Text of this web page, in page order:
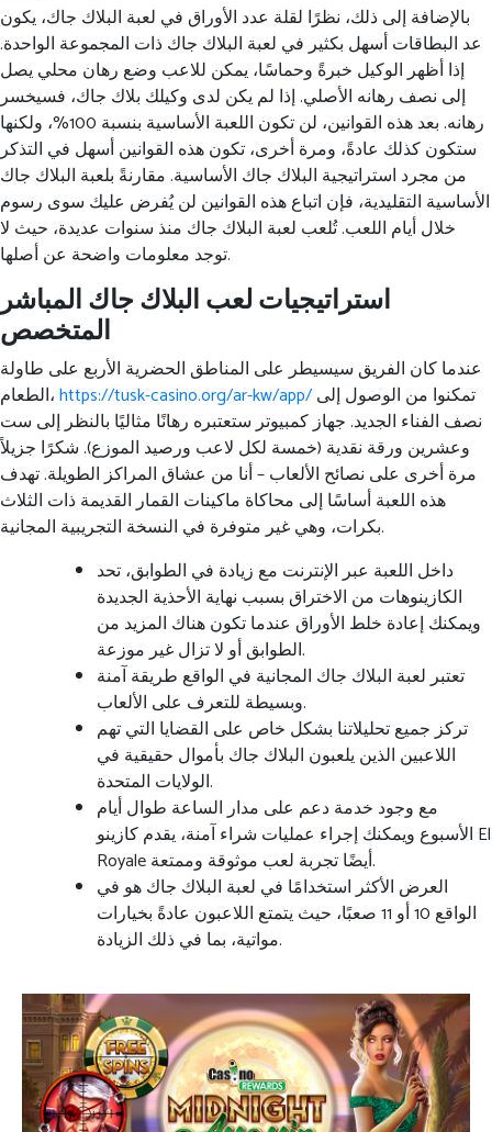
بالإضافة إلى ذلك، نظرًا لقلة عدد الأوراق في لعبة البلاك جاك، يكون
عد البطاقات أسهل بكثير في لعبة البلاك جاك ذات المجموعة الواحدة.
إذا أظهر الوكيل خبرةً وحماسًا، يمكن للاعب وضع رهان محلي يصل
إلى نصف رهانه الأصلي. إذا لم يكن لدى وكيلك بلاك جاك، فسيخسر
رهانه. بعد هذه القوانين، لن تكون اللعبة الأساسية بنسبة 100%، ولكنها
ستكون كذلك عادةً، ومرة ​​أخرى، تكون هذه القوانين أسهل في التذكر
من مجرد استراتيجية البلاك جاك الأساسية. مقارنةً بلعبة البلاك جاك
الأساسية التقليدية، فإن اتباع هذه القوانين لن يُفرض عليك سوى رسوم
خلال أيام اللعب. تُلعب لعبة البلاك جاك منذ سنوات عديدة، حيث لا
توجد معلومات واضحة عن أصلها.
استراتيجيات لعب البلاك جاك المباشر
المتخصص
عندما كان الفريق سيسيطر على المناطق الحضرية الأربع على طاولة
الطعام،https://tusk-casino.org/ar-kw/app/
نصف الفناء الجديد. جهاز كمبيوتر ستعتبره رهانًا مثاليًا بالنظر إلى ست
وعشرين ورقة نقدية (خمسة لكل لاعب ورصيد الموزع). شكرًا جزيلاً
مرة أخرى على نصائح الألعاب – أنا من عشاق المراكز الطويلة. تهدف
هذه اللعبة أساسًا إلى محاكاة ماكينات القمار القديمة ذات الثلاث
بكرات، وهي غير متوفرة في النسخة التجريبية المجانية.
داخل اللعبة عبر الإنترنت مع زيادة في الطوابق، تحد
الكازينوهات من الاختراق بسبب نهاية الأحذية الجديدة
ويمكنك إعادة خلط الأوراق عندما تكون هناك المزيد من
الطوابق أو لا تزال غير موزعة.
تعتبر لعبة البلاك جاك المجانية في الواقع طريقة آمنة
وبسيطة للتعرف على الألعاب.
تركز جميع تحليلاتنا بشكل خاص على القضايا التي تهم
اللاعبين الذين يلعبون البلاك جاك بأموال حقيقية في
الولايات المتحدة.
مع وجود خدمة دعم على مدار الساعة طوال أيام
الأسبوع ويمكنك إجراء عمليات شراء آمنة، يقدم كازينو El
Royale أيضًا تجربة لعب موثوقة وممتعة.
العرض الأكثر استخدامًا في لعبة البلاك جاك هو في
الواقع 10 أو 11 صعبًا، حيث يتمتع اللاعبون عادةً بخيارات
مواتية، بما في ذلك الزيادة.